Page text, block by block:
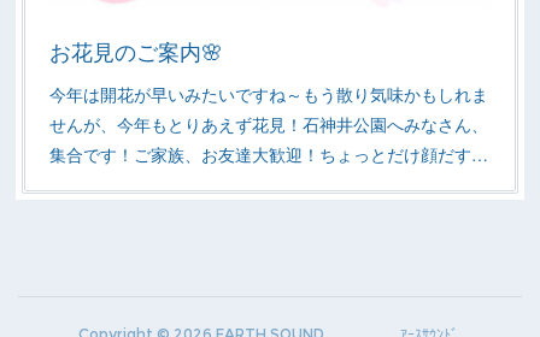
お花見のご案内🌸
今年は開花が早いみたいですね～もう散り気味かもしれま
せんが、今年もとりあえず花見！石神井公園へみなさん、
集合です！ご家族、お友達大歓迎！ちょっとだけ顔だす…